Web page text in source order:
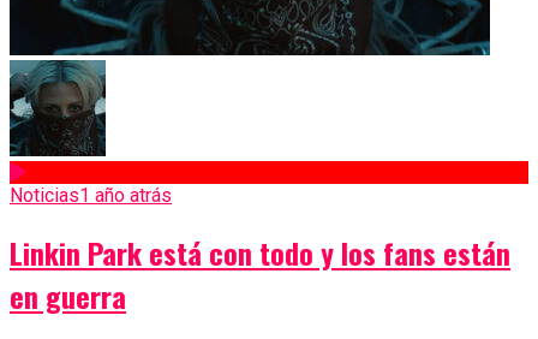
Noticias1 año atrás
Linkin Park está con todo y los fans están
en guerra